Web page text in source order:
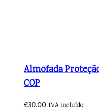
Almofada
COP
€30.00 IVA incluído